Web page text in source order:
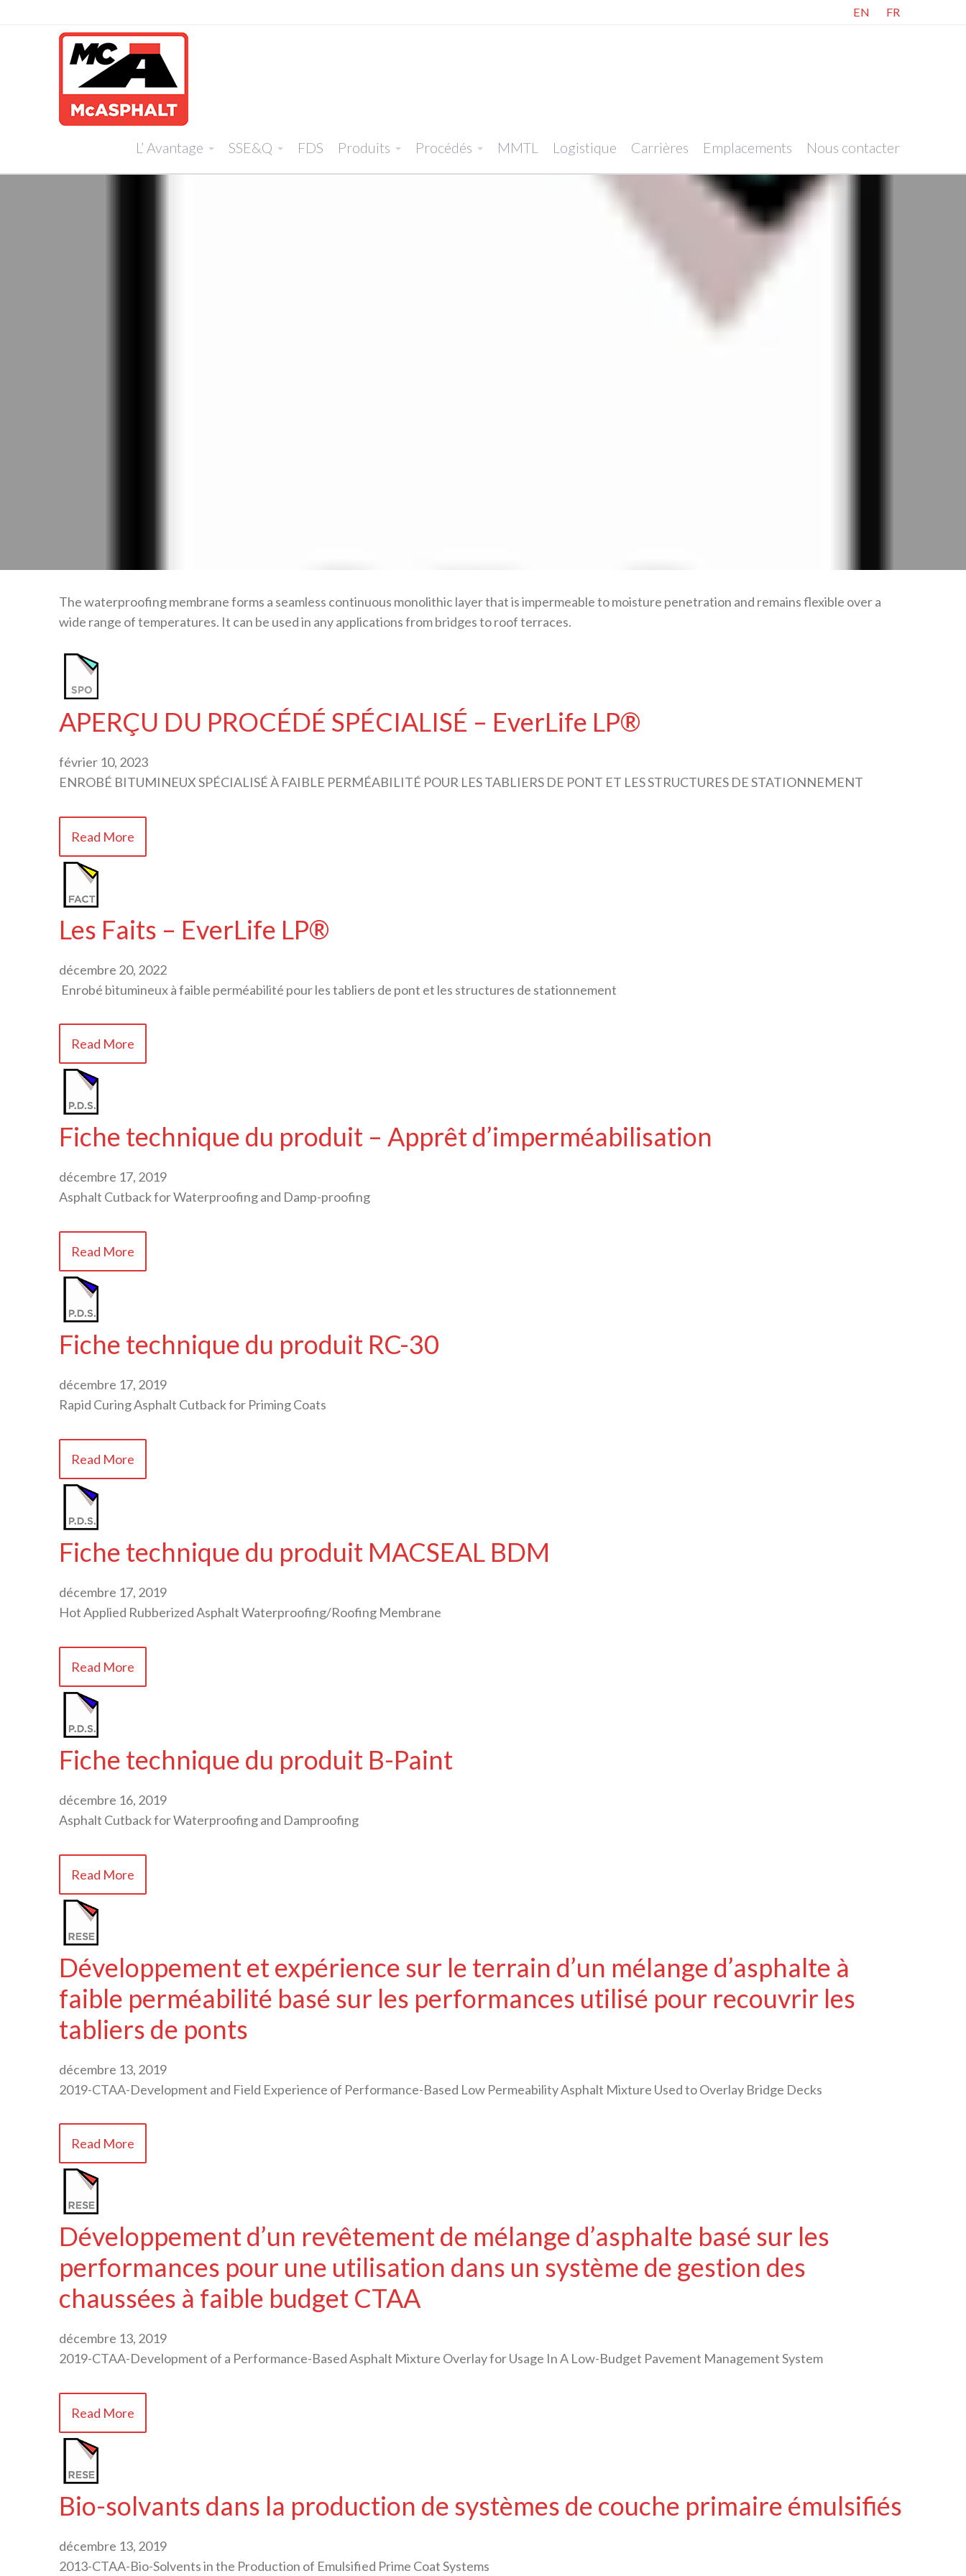
EN FR
L’ Avantage SSE&Q FDS Produits Procédés MMTL Logistique Carrières Emplacements Nous contacter
The waterproofing membrane forms a seamless continuous monolithic layer that is impermeable to moisture penetration and remains flexible over a
wide range of temperatures. It can be used in any applications from bridges to roof terraces.
APERÇU DU PROCÉDÉ SPÉCIALISÉ – EverLife LP®
février 10, 2023
ENROBÉ BITUMINEUX SPÉCIALISÉ À FAIBLE PERMÉABILITÉ POUR LES TABLIERS DE PONT ET LES STRUCTURES DE STATIONNEMENT
Read More
Les Faits – EverLife LP®
décembre 20, 2022
Enrobé bitumineux à faible perméabilité pour les tabliers de pont et les structures de stationnement
Read More
Fiche technique du produit – Apprêt d’imperméabilisation
décembre 17, 2019
Asphalt Cutback for Waterproofing and Damp-proofing
Read More
Fiche technique du produit RC-30
décembre 17, 2019
Rapid Curing Asphalt Cutback for Priming Coats
Read More
Fiche technique du produit MACSEAL BDM
décembre 17, 2019
Hot Applied Rubberized Asphalt Waterproofing/Roofing Membrane
Read More
Fiche technique du produit B-Paint
décembre 16, 2019
Asphalt Cutback for Waterproofing and Damproofing
Read More
Développement et expérience sur le terrain d’un mélange d’asphalte à
faible perméabilité basé sur les performances utilisé pour recouvrir les
tabliers de ponts
décembre 13, 2019
2019-CTAA-Development and Field Experience of Performance-Based Low Permeability Asphalt Mixture Used to Overlay Bridge Decks
Read More
Développement d’un revêtement de mélange d’asphalte basé sur les
performances pour une utilisation dans un système de gestion des
chaussées à faible budget CTAA
décembre 13, 2019
2019-CTAA-Development of a Performance-Based Asphalt Mixture Overlay for Usage In A Low-Budget Pavement Management System
Read More
Bio-solvants dans la production de systèmes de couche primaire émulsifiés
décembre 13, 2019
2013-CTAA-Bio-Solvents in the Production of Emulsified Prime Coat Systems